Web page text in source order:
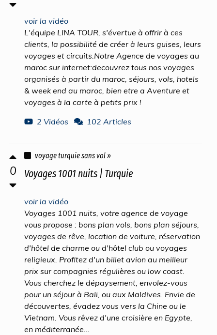
voir la vidéo
L'équipe LINA TOUR, s'évertue à offrir à ces
clients, la possibilité de créer à leurs guises, leurs
voyages et circuits.Notre Agence de voyages au
maroc sur internet:decouvrez tous nos voyages
organisés à partir du maroc, séjours, vols, hotels
& week end au maroc, bien etre a Aventure et
voyages à la carte à petits prix !
2 Vidéos
102 Articles
0
voyage turquie sans vol »
Voyages 1001 nuits | Turquie
voir la vidéo
Voyages 1001 nuits, votre agence de voyage
vous propose : bons plan vols, bons plan séjours,
voyages de rêve, location de voiture, réservation
d'hôtel de charme ou d'hôtel club ou voyages
religieux. Profitez d'un billet avion au meilleur
prix sur compagnies régulières ou low coast.
Vous cherchez le dépaysement, envolez-vous
pour un séjour à Bali, ou aux Maldives. Envie de
découvertes, évadez vous vers la Chine ou le
Vietnam. Vous rêvez d'une croisière en Egypte,
en méditerranée...